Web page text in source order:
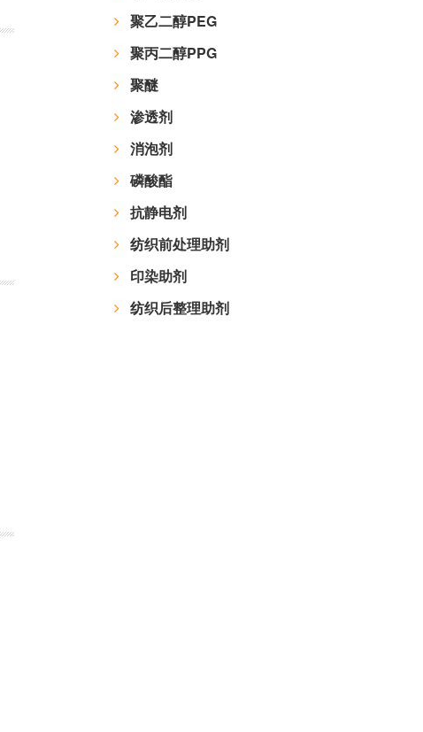
聚乙二醇PEG
聚丙二醇PPG
聚醚
渗透剂
消泡剂
磷酸酯
抗静电剂
纺织前处理助剂
印染助剂
纺织后整理助剂